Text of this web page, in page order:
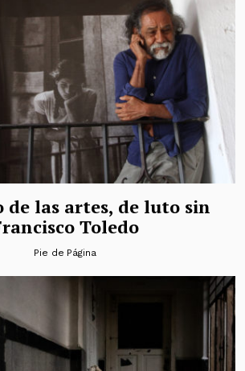
de las artes, de luto sin
Toledo
Pie de Página